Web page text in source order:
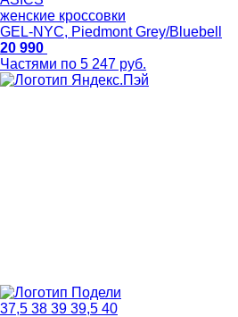
женские кроссовки
GEL-NYC, Piedmont Grey/Bluebell
20 990
Частями по 5 247 руб.
37,5 38 39 39,5 40